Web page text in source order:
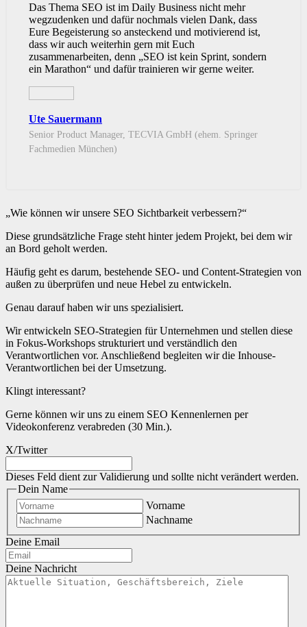
Das Thema SEO ist im Daily Business nicht mehr
wegzudenken und dafür nochmals vielen Dank, dass
Eure Begeisterung so ansteckend und motivierend ist,
dass wir auch weiterhin gern mit Euch
zusammenarbeiten, denn „SEO ist kein Sprint, sondern
ein Marathon“ und dafür trainieren wir gerne weiter.
Ute Sauermann
Senior Product Manager, TECVIA GmbH (ehem. Springer
Fachmedien München)
„Wie können wir unsere SEO Sichtbarkeit verbessern?“
Diese grundsätzliche Frage steht hinter jedem Projekt, bei dem wir
an Bord geholt werden.
Häufig geht es darum, bestehende SEO- und Content-Strategien von
außen zu überprüfen und neue Hebel zu entwickeln.
Genau darauf haben wir uns spezialisiert.
Wir entwickeln SEO-Strategien für Unternehmen und stellen diese
in Fokus-Workshops strukturiert und verständlich den
Verantwortlichen vor. Anschließend begleiten wir die Inhouse-
Verantwortlichen bei der Umsetzung.
Klingt interessant?
Gerne können wir uns zu einem SEO Kennenlernen per
Videokonferenz verabreden (30 Min.).
X/Twitter
Dieses Feld dient zur Validierung und sollte nicht verändert werden.
Dein Name
Vorname
Nachname
Deine Email
Deine Nachricht